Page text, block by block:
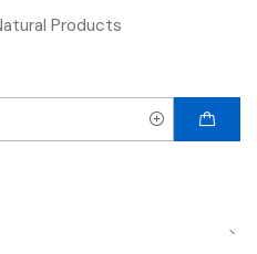
Products